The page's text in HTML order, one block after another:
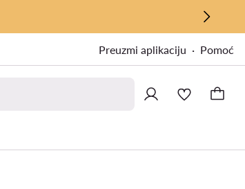
Preuzmi aplikaciju Pomoć